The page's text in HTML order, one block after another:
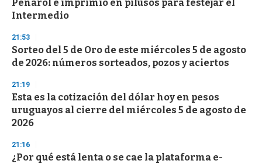
Peñarol e imprimió en pilusos para festejar el
Intermedio
21:53
Sorteo del 5 de Oro de este miércoles 5 de agosto
de 2026: números sorteados, pozos y aciertos
21:19
Esta es la cotización del dólar hoy en pesos
uruguayos al cierre del miércoles 5 de agosto de
2026
21:16
¿Por qué está lenta o se cae la plataforma e-